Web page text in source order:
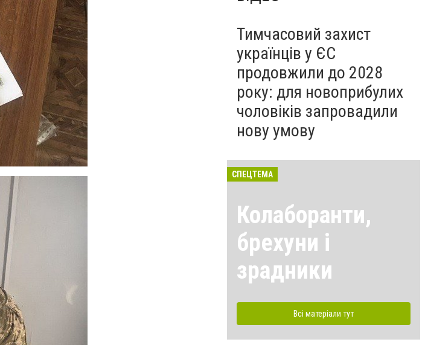
Тимчасовий захист
українців у ЄС
продовжили до 2028
року: для новоприбулих
чоловіків запровадили
нову умову
СПЕЦТЕМА
Колаборанти,
брехуни і
зрадники
Всі матеріали тут